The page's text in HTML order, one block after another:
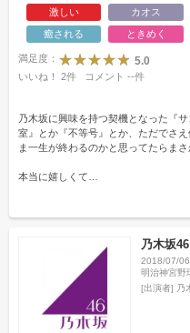
激しい カオス
癒される
ときめく
満足度： 5.0
いいね！ 2件 コメント --件
乃木坂に興味を持つ契機となった『
室』とか『不等号』とか、ただでさ
ま一生が終わるのかと思ってたらまさ
本当に嬉しくて
乃木坂
2018/07/
明治神宮野
[出演者] 乃